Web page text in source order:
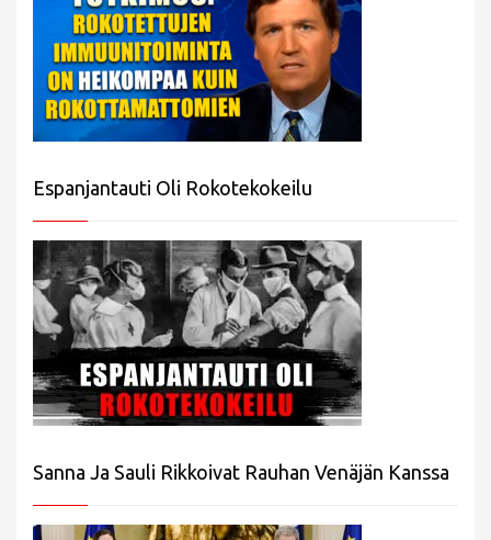
Espanjantauti Oli Rokotekokeilu
Sanna Ja Sauli Rikkoivat Rauhan Venäjän Kanssa